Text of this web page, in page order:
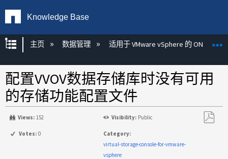
Knowledge Base
扩展/隐缩全局层次
主页 数据管理 适用于 VMware vSphere 的 ONTAP 工
配置VVOV数据存储库时没有可用
的存储功能配置文件
Views: 152 Visibility: Public
Votes: 0
Category:
virtual-storage-console-for-vmware-
vsphere